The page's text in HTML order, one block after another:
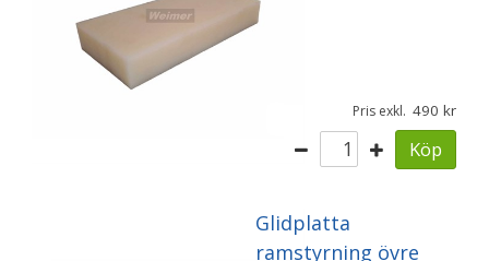
Pris exkl. 490
Köp
Glidplatta
ramstyrning övre